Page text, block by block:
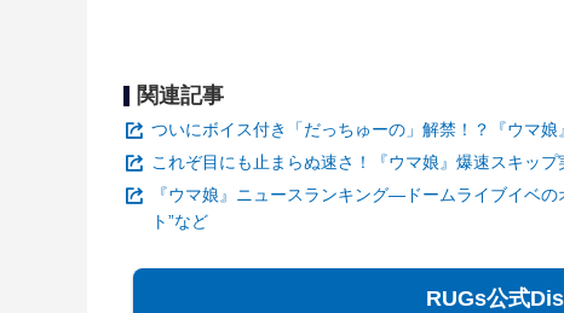
関連記事
ついにボイス付き「だっちゅーの」解禁！？『ウマ
これぞ目にも止まらぬ速さ！『ウマ娘』爆速スキッ
『ウマ娘』ニュースランキング―ドームライブイベ
ト”など
RUGs公式